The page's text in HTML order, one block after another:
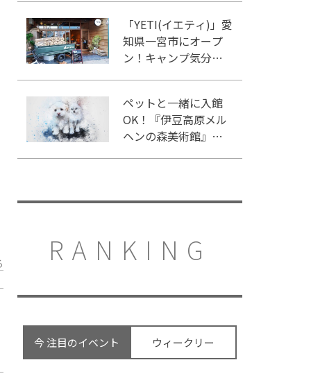
「YETI(イエティ)」愛
知県一宮市にオープ
ン！キャンプ気分を
ペットと一緒に入館
OK！『伊豆高原メル
ヘンの森美術館』を
RANKING
今 注目のイベント ウィークリー